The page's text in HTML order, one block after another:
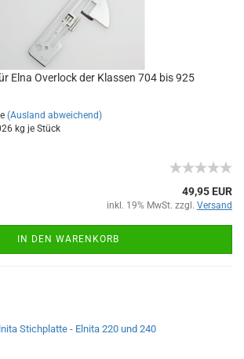
Elna Overlock der Klassen 704 bis 925
(Ausland abweichend)
kg je Stück
49,95 EUR
inkl. 19% MwSt. zzgl. Versand
IN DEN WARENKORB